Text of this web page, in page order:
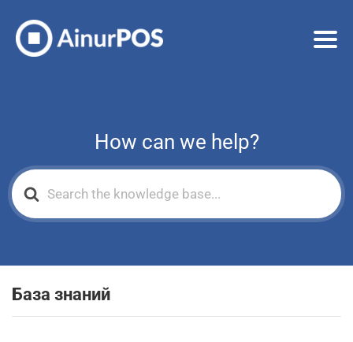
How can we help?
Search
For
База знаний